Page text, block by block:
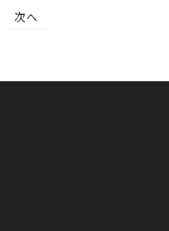
次へ